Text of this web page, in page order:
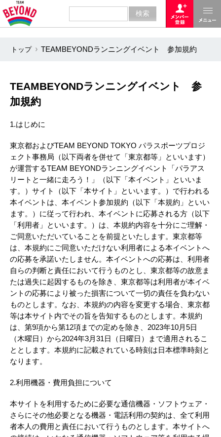
トップ TEAMBEYONDランニングイベント 参加規約
TEAMBEYONDランニングイベント 参
加規約
1.はじめに
東京都およびTEAM BEYOND TOKYO パラスポーツプロジ
ェクト事務局（以下両者を併せて「東京都等」といいます）
が運営するTEAM BEYONDランニングイベント「パラアス
リートと一緒に走ろう！」（以下「本イベント」といいま
す。）サイト（以下「本サイト」といいます。）で行われる
本イベントは、本イベント参加規約（以下「本規約」といい
ます。）に従って行われ、本イベントに応募される方（以下
「利用者」といいます。）は、本規約内容を十分にご理解・
ご同意いただいていることを前提といたします。東京都等
は、本規約にご同意いただけない利用者による本イベントへ
の応募を承諾いたしません。本イベントへの応募は、利用者
自らの判断と責任において行うものとし、東京都等の故意ま
たは過失に起因するものを除き、東京都等は利用者が本イベ
ントの応募により被った損害について一切の責任を負わない
ものとします。なお、本規約の内容を変更する場合、東京都
等は本サイト内でその旨を告知するものとします。本規約
は、第9項から第12項までの定めを除き、2023年10月5日
（木曜日）から2024年3月31日（日曜日）まで適用されるこ
ととします。本規約に記載されている時刻は日本標準時刻と
なります。
2.利用機器・費用負担について
本サイトを利用するために必要な通信機器・ソフトウェア・
さらにその他必要となる機器・電話利用の契約は、全て利用
者本人の費用と責任において行うものとします。本サイトへ